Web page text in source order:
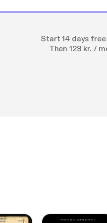
Start 14 days
Then 129 kr. /